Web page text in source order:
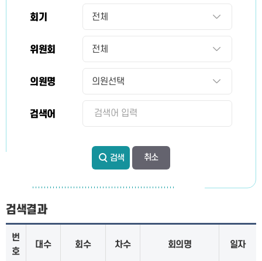
회기
위원회
의원명
검색어
검색
검색결과
번
호
대수 회수 차수 회의명 일자